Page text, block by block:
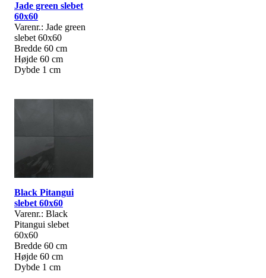
Jade green slebet
60x60
Varenr.: Jade green
slebet 60x60
Bredde 60 cm
Højde 60 cm
Dybde 1 cm
Black Pitangui
slebet 60x60
Varenr.: Black
Pitangui slebet
60x60
Bredde 60 cm
Højde 60 cm
Dybde 1 cm